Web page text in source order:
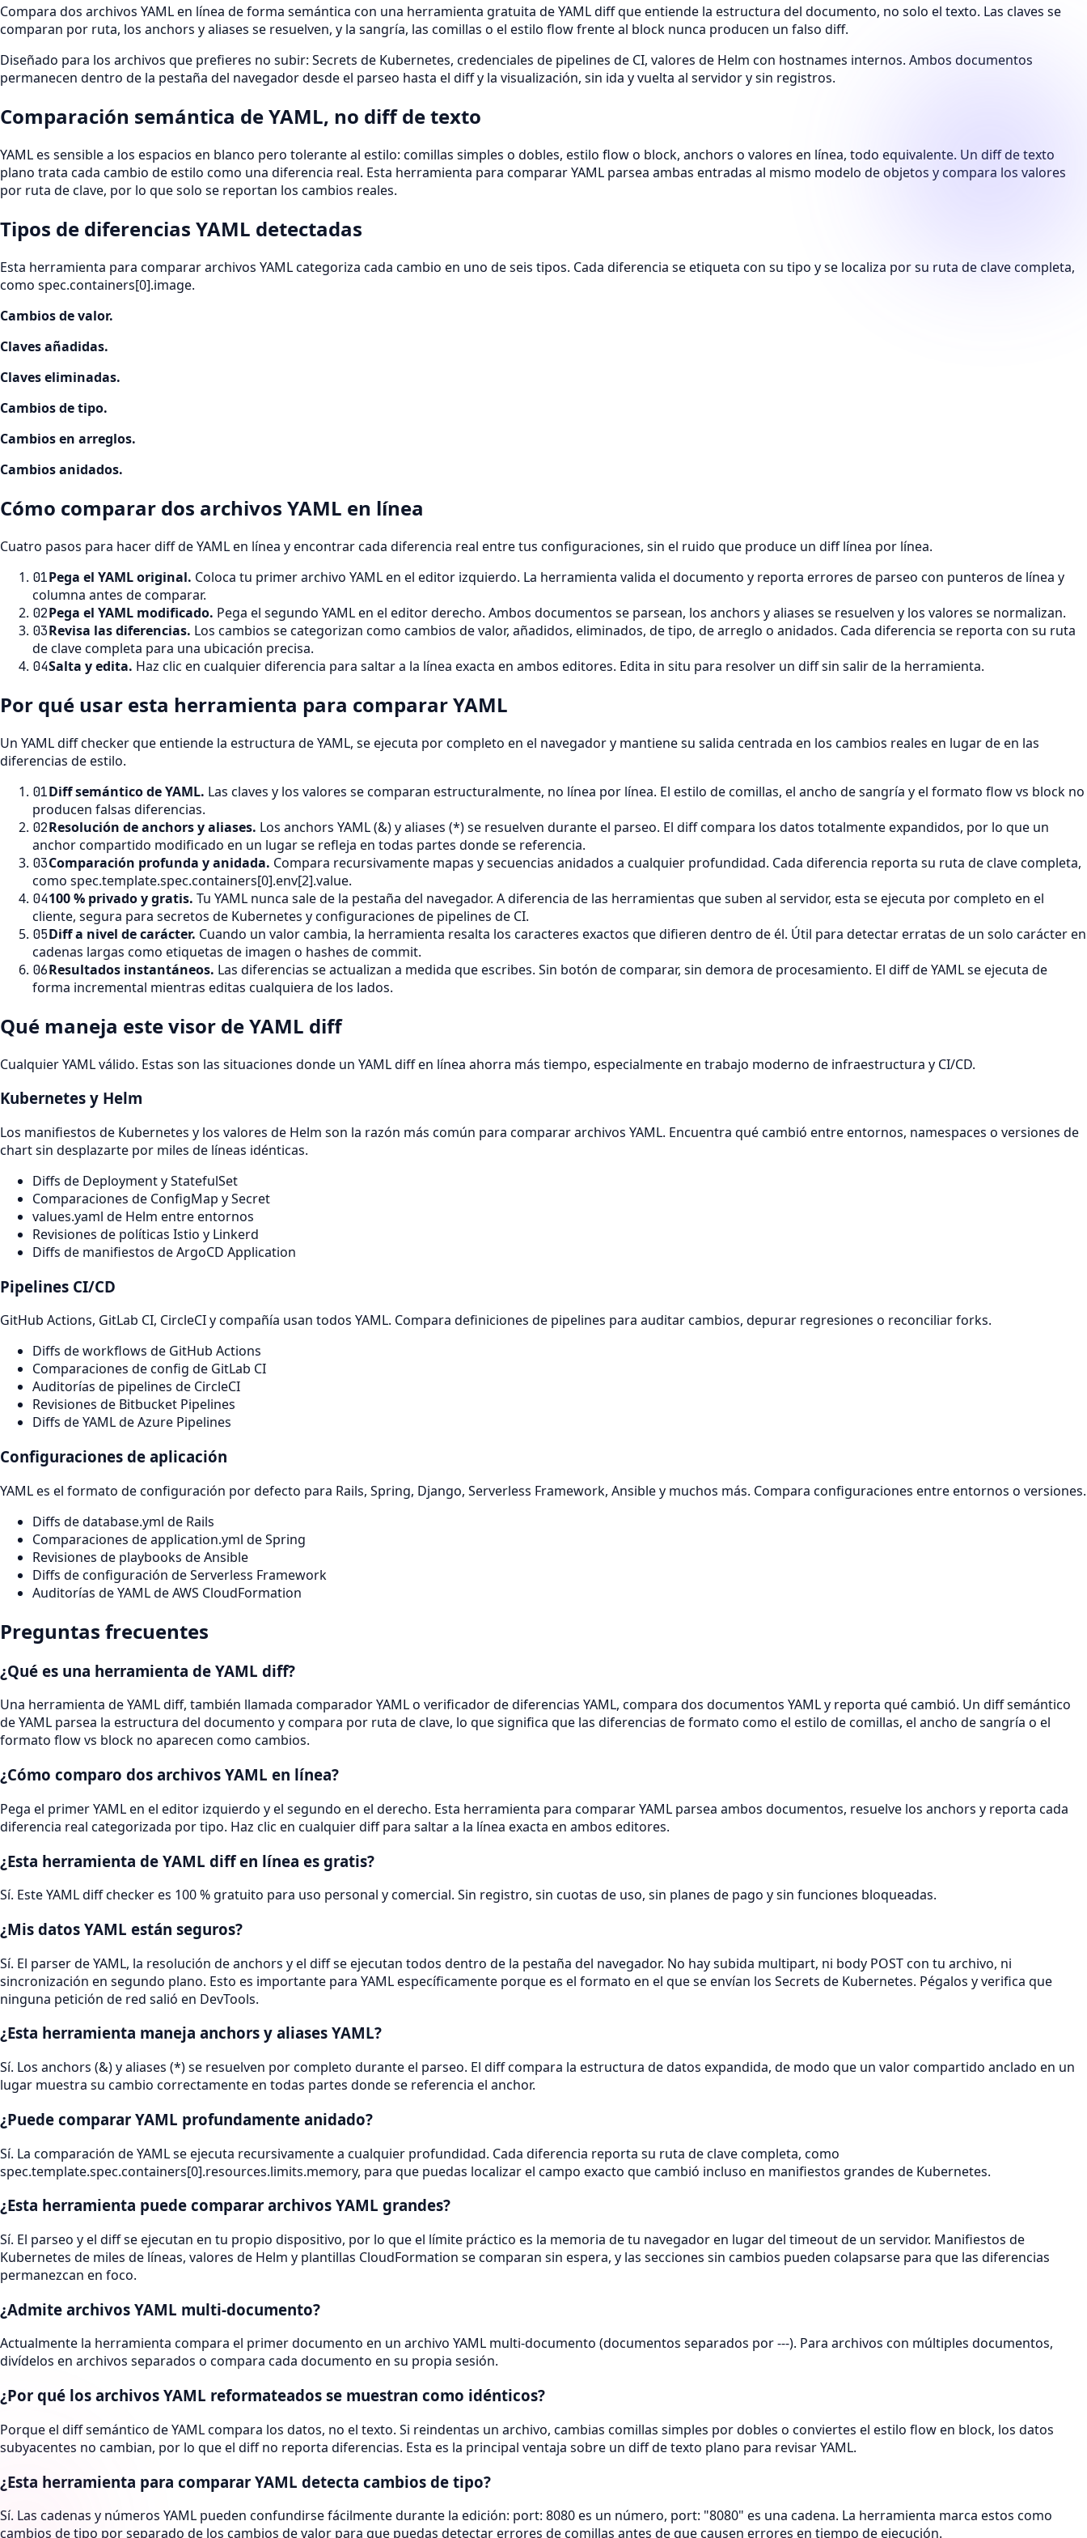
Compara dos archivos YAML en línea de forma semántica con una herramienta gratuita de YAML diff que entiende la estructura del documento, no solo el texto. Las claves se
comparan por ruta, los anchors y aliases se resuelven, y la sangría, las comillas o el estilo flow frente al block nunca producen un falso diff.
Diseñado para los archivos que prefieres no subir: Secrets de Kubernetes, credenciales de pipelines de CI, valores de Helm con hostnames internos. Ambos documentos
permanecen dentro de la pestaña del navegador desde el parseo hasta el diff y la visualización, sin ida y vuelta al servidor y sin registros.
Comparación semántica de YAML, no diff de texto
YAML es sensible a los espacios en blanco pero tolerante al estilo: comillas simples o dobles, estilo flow o block, anchors o valores en línea, todo equivalente. Un diff de texto
plano trata cada cambio de estilo como una diferencia real. Esta herramienta para comparar YAML parsea ambas entradas al mismo modelo de objetos y compara los valores
por ruta de clave, por lo que solo se reportan los cambios reales.
Tipos de diferencias YAML detectadas
Esta herramienta para comparar archivos YAML categoriza cada cambio en uno de seis tipos. Cada diferencia se etiqueta con su tipo y se localiza por su ruta de clave completa,
como spec.containers[0].image.
Cambios de valor.
Claves añadidas.
Claves eliminadas.
Cambios de tipo.
Cambios en arreglos.
Cambios anidados.
Cómo comparar dos archivos YAML en línea
Cuatro pasos para hacer diff de YAML en línea y encontrar cada diferencia real entre tus configuraciones, sin el ruido que produce un diff línea por línea.
01Pega el YAML original. Coloca tu primer archivo YAML en el editor izquierdo. La herramienta valida el documento y reporta errores de parseo con punteros de línea y
columna antes de comparar.
02Pega el YAML modificado. Pega el segundo YAML en el editor derecho. Ambos documentos se parsean, los anchors y aliases se resuelven y los valores se normalizan.
03Revisa las diferencias. Los cambios se categorizan como cambios de valor, añadidos, eliminados, de tipo, de arreglo o anidados. Cada diferencia se reporta con su ruta
de clave completa para una ubicación precisa.
04Salta y edita. Haz clic en cualquier diferencia para saltar a la línea exacta en ambos editores. Edita in situ para resolver un diff sin salir de la herramienta.
Por qué usar esta herramienta para comparar YAML
Un YAML diff checker que entiende la estructura de YAML, se ejecuta por completo en el navegador y mantiene su salida centrada en los cambios reales en lugar de en las
diferencias de estilo.
01Diff semántico de YAML. Las claves y los valores se comparan estructuralmente, no línea por línea. El estilo de comillas, el ancho de sangría y el formato flow vs block no
producen falsas diferencias.
02Resolución de anchors y aliases. Los anchors YAML (&) y aliases (*) se resuelven durante el parseo. El diff compara los datos totalmente expandidos, por lo que un
anchor compartido modificado en un lugar se refleja en todas partes donde se referencia.
03Comparación profunda y anidada. Compara recursivamente mapas y secuencias anidados a cualquier profundidad. Cada diferencia reporta su ruta de clave completa,
como spec.template.spec.containers[0].env[2].value.
04100 % privado y gratis. Tu YAML nunca sale de la pestaña del navegador. A diferencia de las herramientas que suben al servidor, esta se ejecuta por completo en el
cliente, segura para secretos de Kubernetes y configuraciones de pipelines de CI.
05Diff a nivel de carácter. Cuando un valor cambia, la herramienta resalta los caracteres exactos que difieren dentro de él. Útil para detectar erratas de un solo carácter en
cadenas largas como etiquetas de imagen o hashes de commit.
06Resultados instantáneos. Las diferencias se actualizan a medida que escribes. Sin botón de comparar, sin demora de procesamiento. El diff de YAML se ejecuta de
forma incremental mientras editas cualquiera de los lados.
Qué maneja este visor de YAML diff
Cualquier YAML válido. Estas son las situaciones donde un YAML diff en línea ahorra más tiempo, especialmente en trabajo moderno de infraestructura y CI/CD.
Kubernetes y Helm
Los manifiestos de Kubernetes y los valores de Helm son la razón más común para comparar archivos YAML. Encuentra qué cambió entre entornos, namespaces o versiones de
chart sin desplazarte por miles de líneas idénticas.
Diffs de Deployment y StatefulSet
Comparaciones de ConfigMap y Secret
values.yaml de Helm entre entornos
Revisiones de políticas Istio y Linkerd
Diffs de manifiestos de ArgoCD Application
Pipelines CI/CD
GitHub Actions, GitLab CI, CircleCI y compañía usan todos YAML. Compara definiciones de pipelines para auditar cambios, depurar regresiones o reconciliar forks.
Diffs de workflows de GitHub Actions
Comparaciones de config de GitLab CI
Auditorías de pipelines de CircleCI
Revisiones de Bitbucket Pipelines
Diffs de YAML de Azure Pipelines
Configuraciones de aplicación
YAML es el formato de configuración por defecto para Rails, Spring, Django, Serverless Framework, Ansible y muchos más. Compara configuraciones entre entornos o versiones.
Diffs de database.yml de Rails
Comparaciones de application.yml de Spring
Revisiones de playbooks de Ansible
Diffs de configuración de Serverless Framework
Auditorías de YAML de AWS CloudFormation
Preguntas frecuentes
¿Qué es una herramienta de YAML diff?
Una herramienta de YAML diff, también llamada comparador YAML o verificador de diferencias YAML, compara dos documentos YAML y reporta qué cambió. Un diff semántico
de YAML parsea la estructura del documento y compara por ruta de clave, lo que significa que las diferencias de formato como el estilo de comillas, el ancho de sangría o el
formato flow vs block no aparecen como cambios.
¿Cómo comparo dos archivos YAML en línea?
Pega el primer YAML en el editor izquierdo y el segundo en el derecho. Esta herramienta para comparar YAML parsea ambos documentos, resuelve los anchors y reporta cada
diferencia real categorizada por tipo. Haz clic en cualquier diff para saltar a la línea exacta en ambos editores.
¿Esta herramienta de YAML diff en línea es gratis?
Sí. Este YAML diff checker es 100 % gratuito para uso personal y comercial. Sin registro, sin cuotas de uso, sin planes de pago y sin funciones bloqueadas.
¿Mis datos YAML están seguros?
Sí. El parser de YAML, la resolución de anchors y el diff se ejecutan todos dentro de la pestaña del navegador. No hay subida multipart, ni body POST con tu archivo, ni
sincronización en segundo plano. Esto es importante para YAML específicamente porque es el formato en el que se envían los Secrets de Kubernetes. Pégalos y verifica que
ninguna petición de red salió en DevTools.
¿Esta herramienta maneja anchors y aliases YAML?
Sí. Los anchors (&) y aliases (*) se resuelven por completo durante el parseo. El diff compara la estructura de datos expandida, de modo que un valor compartido anclado en un
lugar muestra su cambio correctamente en todas partes donde se referencia el anchor.
¿Puede comparar YAML profundamente anidado?
Sí. La comparación de YAML se ejecuta recursivamente a cualquier profundidad. Cada diferencia reporta su ruta de clave completa, como
spec.template.spec.containers[0].resources.limits.memory, para que puedas localizar el campo exacto que cambió incluso en manifiestos grandes de Kubernetes.
¿Esta herramienta puede comparar archivos YAML grandes?
Sí. El parseo y el diff se ejecutan en tu propio dispositivo, por lo que el límite práctico es la memoria de tu navegador en lugar del timeout de un servidor. Manifiestos de
Kubernetes de miles de líneas, valores de Helm y plantillas CloudFormation se comparan sin espera, y las secciones sin cambios pueden colapsarse para que las diferencias
permanezcan en foco.
¿Admite archivos YAML multi-documento?
Actualmente la herramienta compara el primer documento en un archivo YAML multi-documento (documentos separados por ---). Para archivos con múltiples documentos,
divídelos en archivos separados o compara cada documento en su propia sesión.
¿Por qué los archivos YAML reformateados se muestran como idénticos?
Porque el diff semántico de YAML compara los datos, no el texto. Si reindentas un archivo, cambias comillas simples por dobles o conviertes el estilo flow en block, los datos
subyacentes no cambian, por lo que el diff no reporta diferencias. Esta es la principal ventaja sobre un diff de texto plano para revisar YAML.
¿Esta herramienta para comparar YAML detecta cambios de tipo?
Sí. Las cadenas y números YAML pueden confundirse fácilmente durante la edición: port: 8080 es un número, port: "8080" es una cadena. La herramienta marca estos como
cambios de tipo por separado de los cambios de valor para que puedas detectar errores de comillas antes de que causen errores en tiempo de ejecución.